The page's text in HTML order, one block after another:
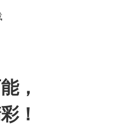
，
！